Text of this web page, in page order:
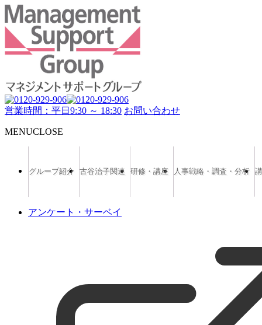
営業時間：平日9:30 ～ 18:30 お問い合わせ
MENUCLOSE
グループ紹介 古谷治子関連 研修・講座 人事戦略・調査・分析
アンケート・サーベイ